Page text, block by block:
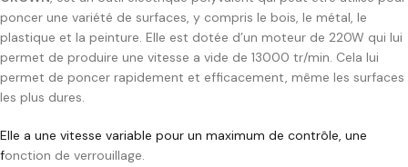
poncer une variété de surfaces, y compris le bois, le métal, le
plastique et la peinture. Elle est dotée d’un moteur de 220W qui lui
permet de produire une vitesse a vide de 13000 tr/min. Cela lui
permet de poncer rapidement et efficacement, même les surfaces
les plus dures.
Elle a une vitesse variable pour un maximum de contrôle, une
fonction de verrouillage.